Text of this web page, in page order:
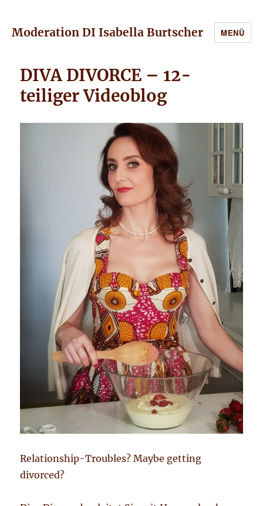
Moderation DI Isabella Burtscher MENÜ
DIVA DIVORCE – 12-
teiliger Videoblog
Relationship-Troubles? Maybe getting
divorced?